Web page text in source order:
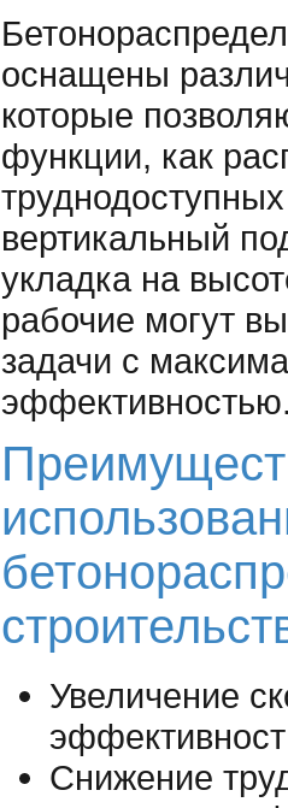
оснащены
которые
функции, как
вертикальный
укладка на
рабочие могут
задачи с
Увеличение
Снижение